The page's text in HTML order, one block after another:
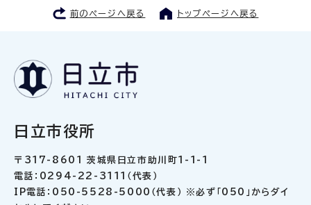
前のページへ戻る トップページへ戻る
日立市役所
〒317-8601 茨城県日立市助川町1-1-1
電話：0294-22-3111（代表）
IP電話：050-5528-5000（代表） ※必ず「050」からダイ